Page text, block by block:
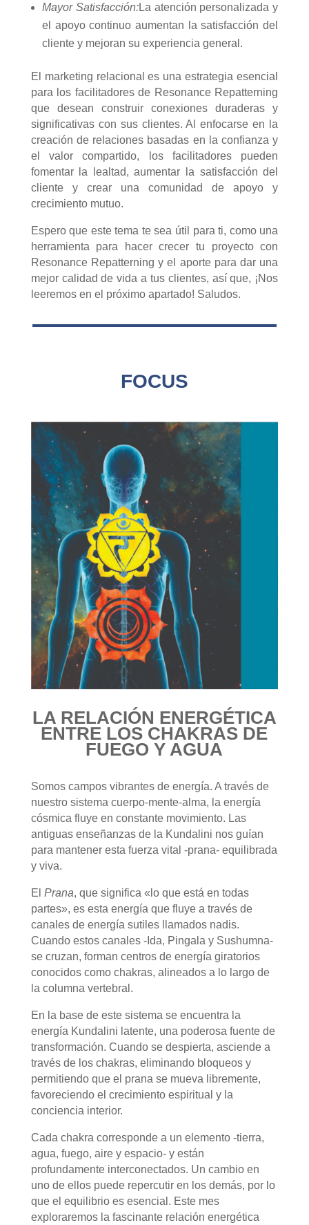
Mayor Satisfacción:La atención personalizada y
el apoyo continuo aumentan la satisfacción del
cliente y mejoran su experiencia general.
El marketing relacional es una estrategia esencial
para los facilitadores de Resonance Repatterning
que desean construir conexiones duraderas y
significativas con sus clientes. Al enfocarse en la
creación de relaciones basadas en la confianza y
el valor compartido, los facilitadores pueden
fomentar la lealtad, aumentar la satisfacción del
cliente y crear una comunidad de apoyo y
crecimiento mutuo.
Espero que este tema te sea útil para ti, como una
herramienta para hacer crecer tu proyecto con
Resonance Repatterning y el aporte para dar una
mejor calidad de vida a tus clientes, así que, ¡Nos
leeremos en el próximo apartado! Saludos.
FOCUS
LA RELACIÓN ENERGÉTICA
ENTRE LOS CHAKRAS DE
FUEGO Y AGUA
Somos campos vibrantes de energía. A través de
nuestro sistema cuerpo-mente-alma, la energía
cósmica fluye en constante movimiento. Las
antiguas enseñanzas de la Kundalini nos guían
para mantener esta fuerza vital -prana- equilibrada
y viva.
El Prana, que significa «lo que está en todas
partes», es esta energía que fluye a través de
canales de energía sutiles llamados nadis.
Cuando estos canales -Ida, Pingala y Sushumna-
se cruzan, forman centros de energía giratorios
conocidos como chakras, alineados a lo largo de
la columna vertebral.
En la base de este sistema se encuentra la
energía Kundalini latente, una poderosa fuente de
transformación. Cuando se despierta, asciende a
través de los chakras, eliminando bloqueos y
permitiendo que el prana se mueva libremente,
favoreciendo el crecimiento espiritual y la
conciencia interior.
Cada chakra corresponde a un elemento -tierra,
agua, fuego, aire y espacio- y están
profundamente interconectados. Un cambio en
uno de ellos puede repercutir en los demás, por lo
que el equilibrio es esencial. Este mes
exploraremos la fascinante relación energética